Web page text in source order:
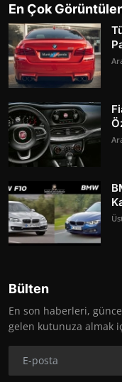
En Çok
Bülten
En son haberleri,
gelen kutunuza almak